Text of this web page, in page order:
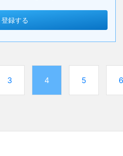
登録する
3 4 5 6